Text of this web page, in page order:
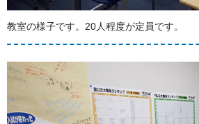
教室の様子です。20人程度が定員です。